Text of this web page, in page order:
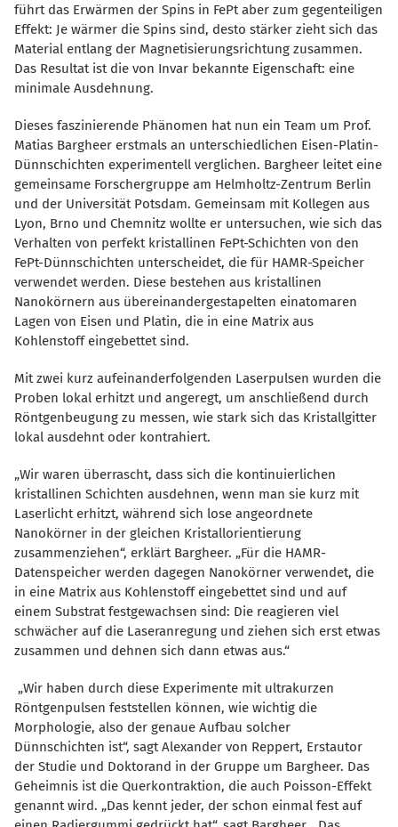
führt das Erwärmen der Spins in FePt aber zum gegenteiligen
Effekt: Je wärmer die Spins sind, desto stärker zieht sich das
Material entlang der Magnetisierungsrichtung zusammen.
Das Resultat ist die von Invar bekannte Eigenschaft: eine
minimale Ausdehnung.
Dieses faszinierende Phänomen hat nun ein Team um Prof.
Matias Bargheer erstmals an unterschiedlichen Eisen-Platin-
Dünnschichten experimentell verglichen. Bargheer leitet eine
gemeinsame Forschergruppe am Helmholtz-Zentrum Berlin
und der Universität Potsdam. Gemeinsam mit Kollegen aus
Lyon, Brno und Chemnitz wollte er untersuchen, wie sich das
Verhalten von perfekt kristallinen FePt-Schichten von den
FePt-Dünnschichten unterscheidet, die für HAMR-Speicher
verwendet werden. Diese bestehen aus kristallinen
Nanokörnern aus übereinandergestapelten einatomaren
Lagen von Eisen und Platin, die in eine Matrix aus
Kohlenstoff eingebettet sind.
Mit zwei kurz aufeinanderfolgenden Laserpulsen wurden die
Proben lokal erhitzt und angeregt, um anschließend durch
Röntgenbeugung zu messen, wie stark sich das Kristallgitter
lokal ausdehnt oder kontrahiert.
Wir waren überrascht, dass sich die kontinuierlichen
kristallinen Schichten ausdehnen, wenn man sie kurz mit
Laserlicht erhitzt, während sich lose angeordnete
Nanokörner in der gleichen Kristallorientierung
zusammenziehen“, erklärt Bargheer. „Für die HAMR-
Datenspeicher werden dagegen Nanokörner verwendet, die
in eine Matrix aus Kohlenstoff eingebettet sind und auf
einem Substrat festgewachsen sind: Die reagieren viel
schwächer auf die Laseranregung und ziehen sich erst etwas
zusammen und dehnen sich dann etwas aus.“
Wir haben durch diese Experimente mit ultrakurzen
Röntgenpulsen feststellen können, wie wichtig die
Morphologie, also der genaue Aufbau solcher
Dünnschichten ist“, sagt Alexander von Reppert, Erstautor
der Studie und Doktorand in der Gruppe um Bargheer. Das
Geheimnis ist die Querkontraktion, die auch Poisson-Effekt
genannt wird. „Das kennt jeder, der schon einmal fest auf